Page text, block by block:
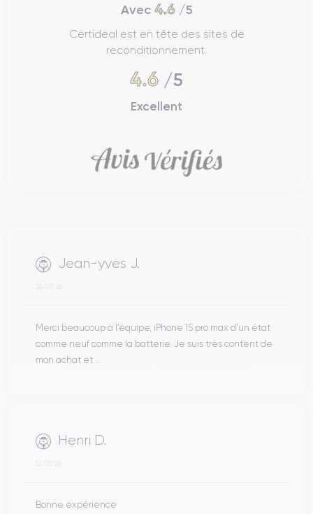
Avec 4.6/5
Certideal est en tête des sites de
reconditionnement.
4.6 /5
Excellent
Jean-yves J.
26/07/26
Merci beaucoup à l’équipe, iPhone 15 pro max d’un état
comme neuf comme la batterie. Je suis très content de
mon achat et ...
Henri D.
12/07/26
Bonne expérience